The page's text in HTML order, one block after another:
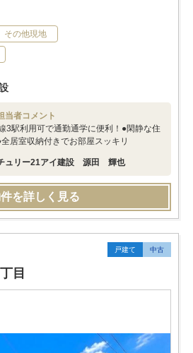
その他現地
当者コメント
3駅利用可で通勤通学に便利！●閑静な住
居室収納付きでお部屋スッキリ
ュリー21アイ建設 源田 輝也
を詳しく見る
戸建て 中古
目